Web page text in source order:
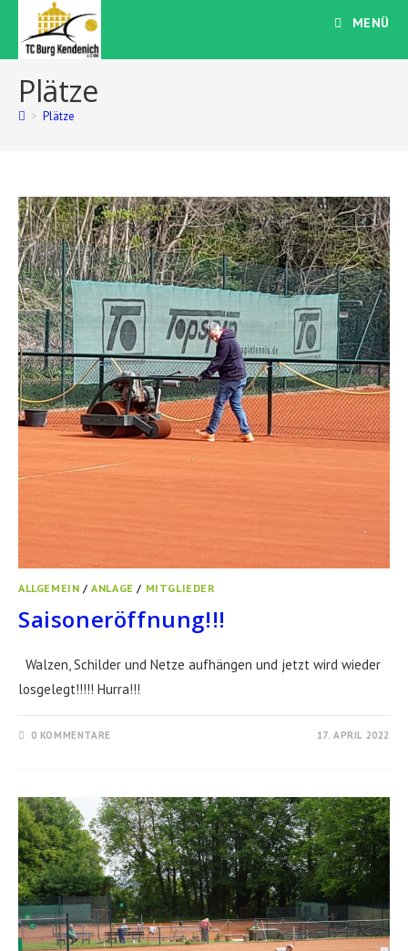
Inhalt
springen
MENÜ
Plätze
> Plätze
ALLGEMEIN /ANLAGE / MITGLIEDER
Saisoneröffnung!!!
Walzen, Schilder und Netze aufhängen und jetzt wird wieder
losgelegt!!!!! Hurra!!!
0 KOMMENTARE 17. APRIL 2022